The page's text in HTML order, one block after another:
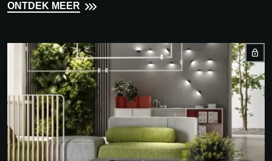
ONTDEK MEER